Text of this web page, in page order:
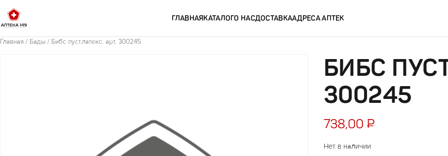
ГЛАВНАЯКАТАЛОГО НАСДОСТАВКААДРЕСА АПТЕК
Главная / Бады / Бибс пуст.латекс. арт. 300245
БИБС
300245
738,00 ₽
Нет в наличии